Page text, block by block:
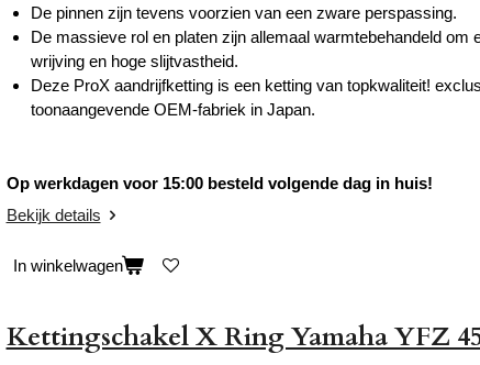
De pinnen zijn tevens voorzien van een zware perspassing.
De massieve rol en platen zijn allemaal warmtebehandeld
wrijving en hoge slijtvastheid.
Deze ProX aandrijfketting is een ketting van topkwaliteit!
toonaangevende OEM-fabriek in Japan.
Op werkdagen voor 15:00 besteld volgende dag in huis!
Bekijk details
In winkelwagen
Kettingschakel X Ring Yamaha YFZ